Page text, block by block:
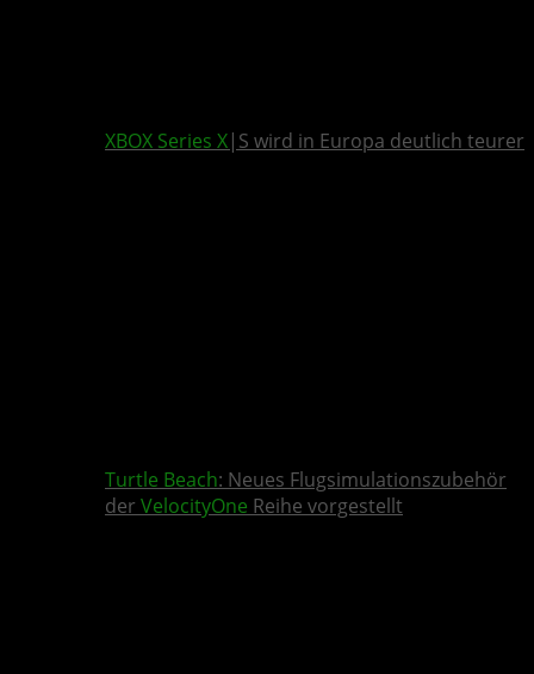
XBOX Series X|S wird in Europa deutlich teurer
Turtle Beach: Neues Flugsimulationszubehör
der VelocityOne Reihe vorgestellt